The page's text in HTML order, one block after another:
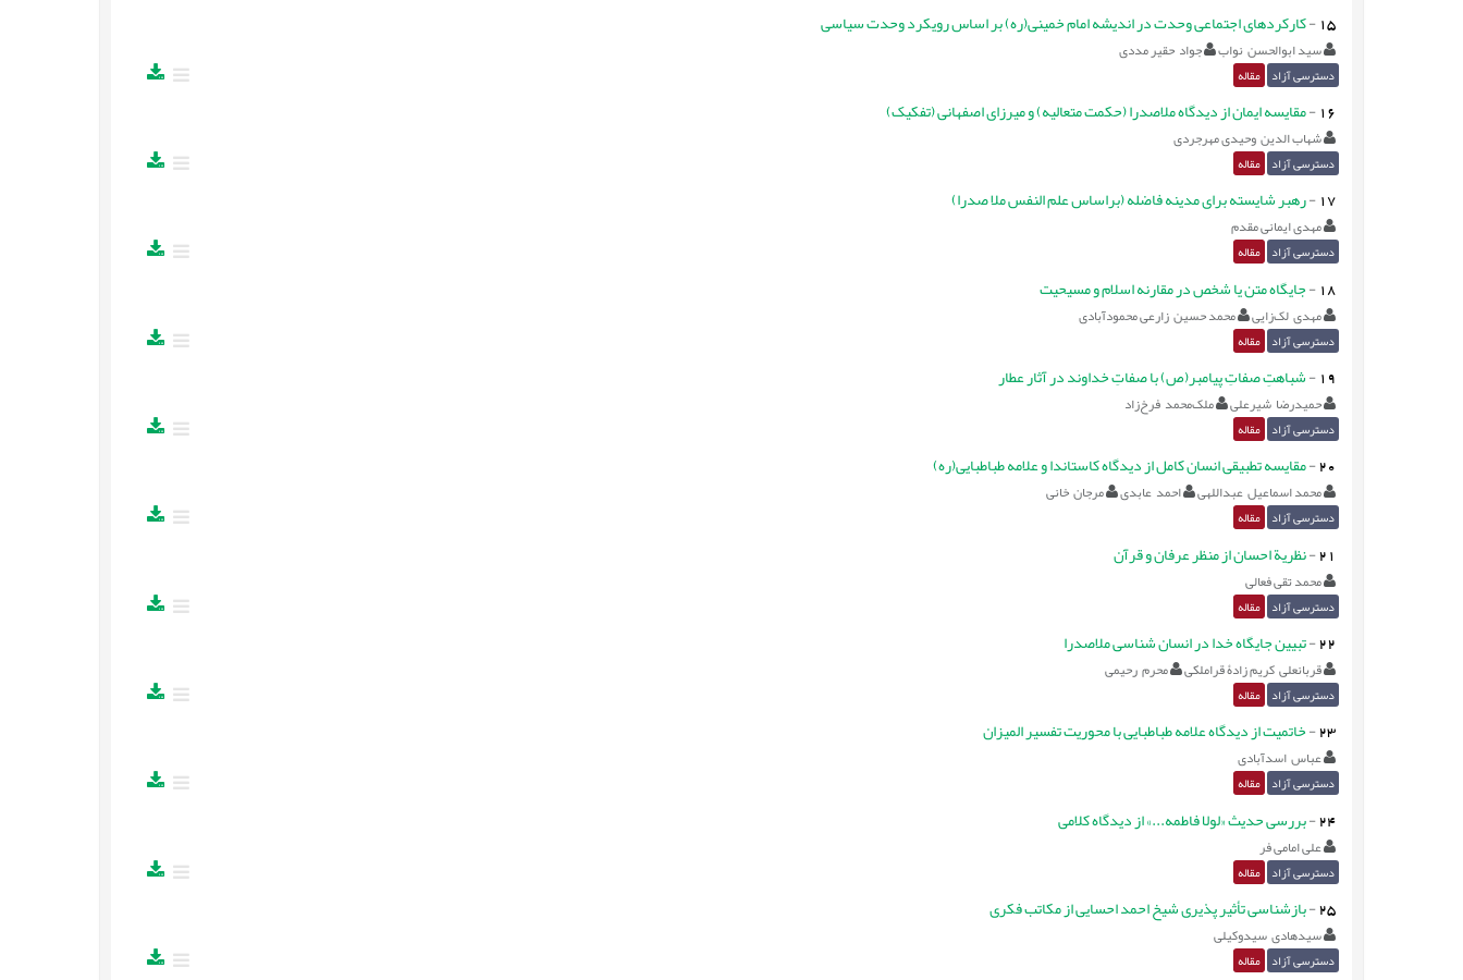
15
-کارکردهای اجتماعی وحدت در اندیشه امام خمینی(ره) بر اساس رویکرد وحدت سیاسی
سید ابوالحسن نواب جواد حقیر مددی
دسترسی آزاد مقاله
16
-مقایسه ایمان از دیدگاه ملاصدرا (حکمت متعالیه) و میرزای اصفهانی (تفکیک)
شهاب الدین وحیدی مهرجردی
دسترسی آزاد مقاله
17
-رهبر شایسته برای مدینه فاضله (براساس علم النفس ملا صدرا)
مهدی ایمانی مقدم
دسترسی آزاد مقاله
18
-جایگاه متن یا شخص در مقارنه اسلام و مسیحیت
مهدی لک‌زایی محمد حسین زارعی محمودآبادی
دسترسی آزاد مقاله
19
-شباهتِ صفاتِ پیامبر(ص) با صفاتِ خداوند در آثار عطار
حمیدرضا شیرعلی ملک‌محمد فرخ‌زاد
دسترسی آزاد مقاله
20
-مقایسه تطبیقی انسان کامل از دیدگاه کاستاندا و علامه طباطبایی(ره)
محمد اسماعیل عبداللهی احمد عابدی مرجان خانی
دسترسی آزاد مقاله
21
-نظریة احسان از منظر عرفان و قرآن
محمد تقی فعالی
دسترسی آزاد مقاله
22
-تبیین جایگاه خدا در انسان شناسی ملاصدرا
قربانعلی کریم زادۀ قراملکی محرم رحیمی
دسترسی آزاد مقاله
23
-خاتمیت از دیدگاه علامه طباطبایی با محوریت تفسیر المیزان
عباس اسدآبادی
دسترسی آزاد مقاله
24
-بررسی حدیث «لولا فاطمه...» از دیدگاه کلامی
علی امامی فر
دسترسی آزاد مقاله
25
-بازشناسی تأثیر پذیری شیخ احمد احسایی از مکاتب فکری
سیدهادی سیدوکیلی
دسترسی آزاد مقاله